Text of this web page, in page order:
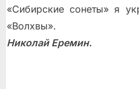
«Сибирские сонеты» я
«Волхвы».
Николай Еремин.